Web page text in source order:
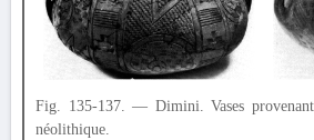
Fig. 135-137. — Dimini. Vases
néolithique.